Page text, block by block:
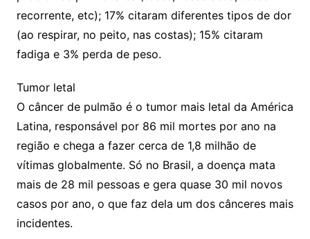
recorrente, etc); 17% citaram diferentes tipos de dor
(ao respirar, no peito, nas costas); 15% citaram
fadiga e 3% perda de peso.
Tumor letal
O câncer de pulmão é o tumor mais letal da América
Latina, responsável por 86 mil mortes por ano na
região e chega a fazer cerca de 1,8 milhão de
vítimas globalmente. Só no Brasil, a doença mata
mais de 28 mil pessoas e gera quase 30 mil novos
casos por ano, o que faz dela um dos cânceres mais
incidentes.